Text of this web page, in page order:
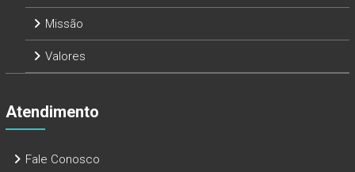
Missão
Valores
Atendimento
Fale Conosco